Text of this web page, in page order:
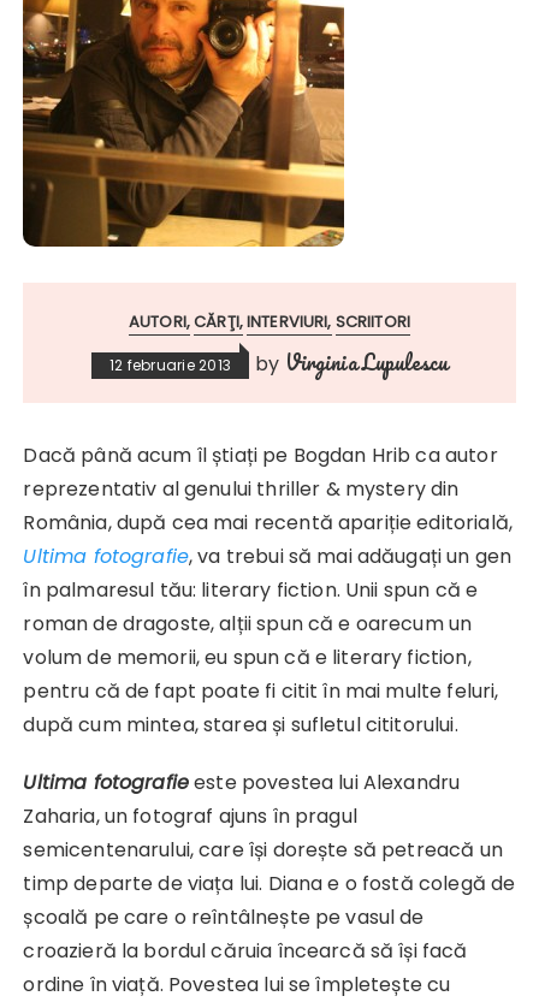
AUTORI CĂRŢI INTERVIURI SCRIITORI
12 februarie 2013 by Virginia Lupulescu
Dacă până acum îl știați pe Bogdan Hrib ca autor
reprezentativ al genului thriller & mystery din
România, după cea mai recentă apariție editorială,
Ultima fotografie, va trebui să mai adăugați un gen
în palmaresul tău: literary fiction. Unii spun că e
roman de dragoste, alții spun că e oarecum un
volum de memorii, eu spun că e literary fiction,
pentru că de fapt poate fi citit în mai multe feluri,
după cum mintea, starea și sufletul cititorului.
Ultima fotografieeste povestea lui Alexandru
Zaharia, un fotograf ajuns în pragul
semicentenarului, care își dorește să petreacă un
timp departe de viața lui. Diana e o fostă colegă de
școală pe care o reîntâlnește pe vasul de
croazieră la bordul căruia încearcă să își facă
ordine în viață. Povestea lui se împletește cu